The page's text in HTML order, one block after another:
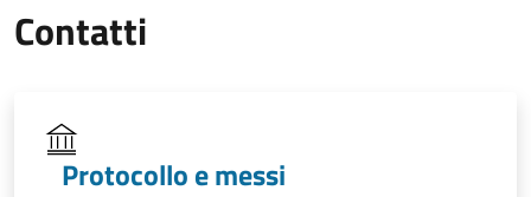
Contatti
Protocollo e messi